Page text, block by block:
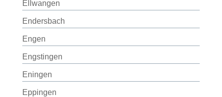
Ellwangen
Endersbach
Engen
Engstingen
Eningen
Eppingen